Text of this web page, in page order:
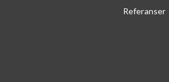
Referanser